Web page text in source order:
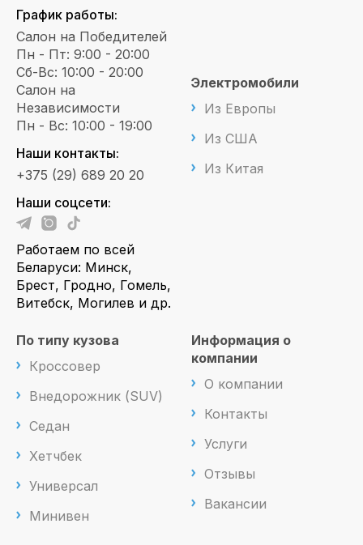
График работы:
Салон на Победителей
Пн - Пт: 9:00 - 20:00
Сб-Вс: 10:00 - 20:00
Салон на
Независимости
Пн - Вс: 10:00 - 19:00
Наши контакты:
+375 (29) 689 20 20
Наши соцсети:
Работаем по всей
Беларуси: Минск,
Брест, Гродно, Гомель,
Витебск, Могилев и др.
Электромобили
Из Европы
Из США
Из Китая
По типу кузова
Кроссовер
Внедорожник (SUV)
Седан
Хетчбек
Универсал
Минивен
Информация о
компании
О компании
Контакты
Услуги
Отзывы
Вакансии